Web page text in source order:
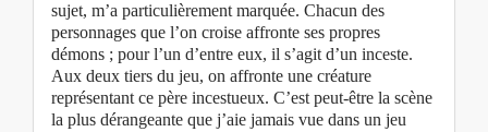
sujet, m’a particulièrement marquée. Chacun des
personnages que l’on croise affronte ses propres
démons ; pour l’un d’entre eux, il s’agit d’un inceste.
Aux deux tiers du jeu, on affronte une créature
représentant ce père incestueux. C’est peut-être la scène
la plus dérangeante que j’aie jamais vue dans un jeu